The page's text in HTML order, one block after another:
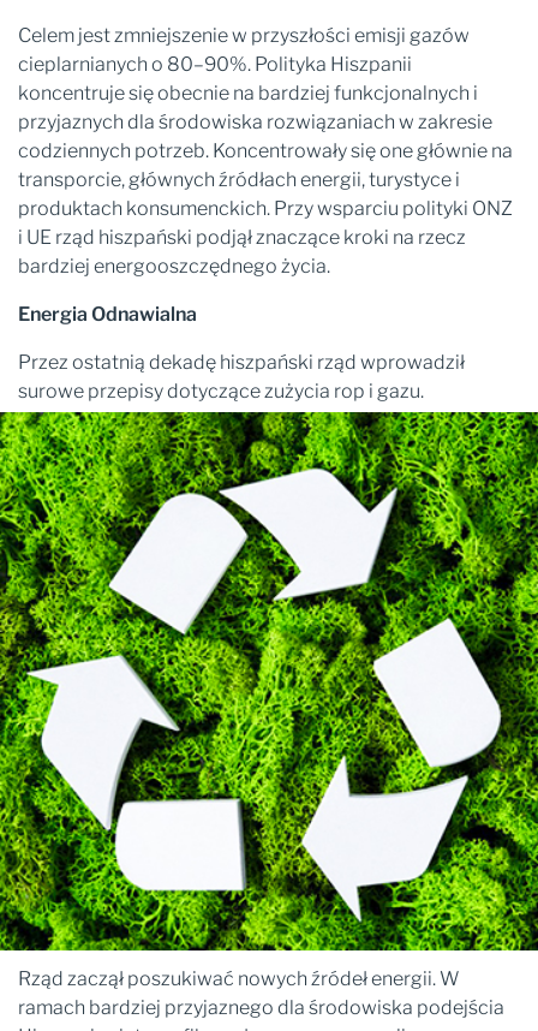
Celem jest zmniejszenie w przyszłości emisji gazów
cieplarnianych o 80–90%. Polityka Hiszpanii
koncentruje się obecnie na bardziej funkcjonalnych i
przyjaznych dla środowiska rozwiązaniach w zakresie
codziennych potrzeb. Koncentrowały się one głównie na
transporcie, głównych źródłach energii, turystyce i
produktach konsumenckich. Przy wsparciu polityki ONZ
i UE rząd hiszpański podjął znaczące kroki na rzecz
bardziej energooszczędnego życia.
Energia Odnawialna
Przez ostatnią dekadę hiszpański rząd wprowadził
surowe przepisy dotyczące zużycia rop i gazu.
Rząd zaczął poszukiwać nowych źródeł energii. W
ramach bardziej przyjaznego dla środowiska podejścia